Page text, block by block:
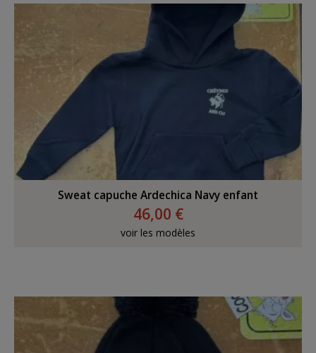
Sweat capuche Ardechica Navy enfant
46,00 €
voir les modèles